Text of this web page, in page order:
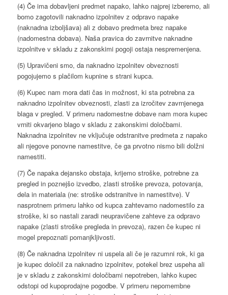
(4) Če ima dobavljeni predmet napako, lahko najprej izberemo, ali
bomo zagotovili naknadno izpolnitev z odpravo napake
(naknadna izboljšava) ali z dobavo predmeta brez napake
(nadomestna dobava). Naša pravica do zavrnitve naknadne
izpolnitve v skladu z zakonskimi pogoji ostaja nespremenjena.
(5) Upravičeni smo, da naknadno izpolnitev obveznosti
pogojujemo s plačilom kupnine s strani kupca.
(6) Kupec nam mora dati čas in možnost, ki sta potrebna za
naknadno izpolnitev obveznosti, zlasti za izročitev zavrnjenega
blaga v pregled. V primeru nadomestne dobave nam mora kupec
vrniti okvarjeno blago v skladu z zakonskimi določbami.
Naknadna izpolnitev ne vključuje odstranitve predmeta z napako
ali njegove ponovne namestitve, če ga prvotno nismo bili dolžni
namestiti.
(7) Če napaka dejansko obstaja, krijemo stroške, potrebne za
pregled in poznejšo izvedbo, zlasti stroške prevoza, potovanja,
dela in materiala (ne: stroške odstranitve in namestitve). V
nasprotnem primeru lahko od kupca zahtevamo nadomestilo za
stroške, ki so nastali zaradi neupravičene zahteve za odpravo
napake (zlasti stroške pregleda in prevoza), razen če kupec ni
mogel prepoznati pomanjkljivosti.
(8) Če naknadna izpolnitev ni uspela ali če je razumni rok, ki ga
je kupec določil za naknadno izpolnitev, potekel brez uspeha ali
je v skladu z zakonskimi določbami nepotreben, lahko kupec
odstopi od kupoprodajne pogodbe. V primeru nepomembne